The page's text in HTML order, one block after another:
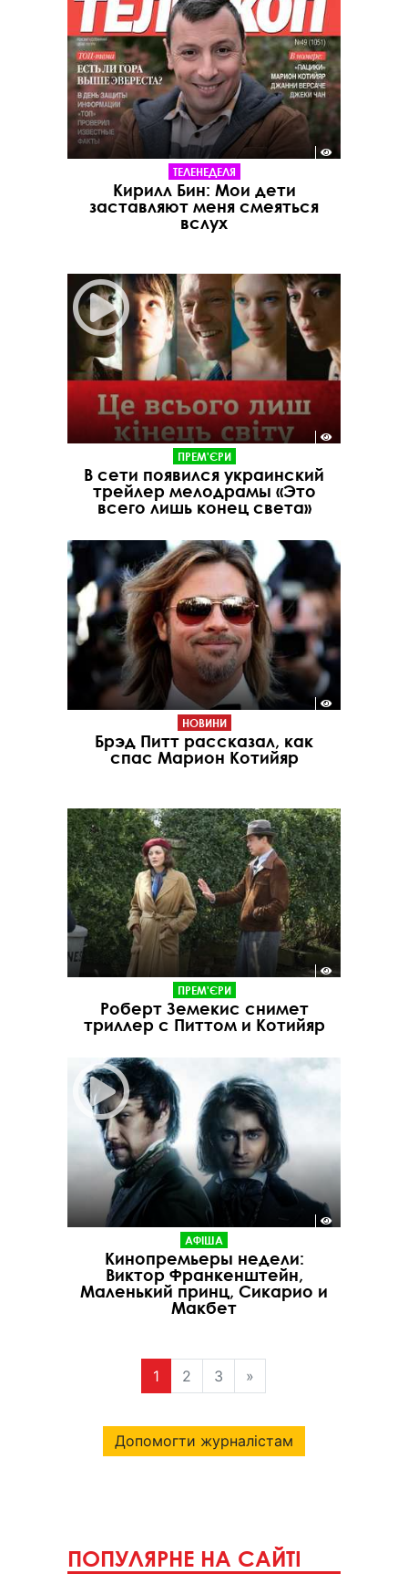
ТЕЛЕНЕДЕЛЯ
Кирилл Бин: Мои дети
заставляют меня смеяться
вслух
ПРЕМ'ЄРИ
В сети появился украинский
трейлер мелодрамы «Это
всего лишь конец света»
НОВИНИ
Брэд Питт рассказал, как
спас Марион Котийяр
ПРЕМ'ЄРИ
Роберт Земекис снимет
триллер с Питтом и Котийяр
АФІША
Кинопремьеры недели:
Виктор Франкенштейн,
Маленький принц, Сикарио и
Макбет
1 2 3 »
Допомогти журналістам
ПОПУЛЯРНЕ НА САЙТІ